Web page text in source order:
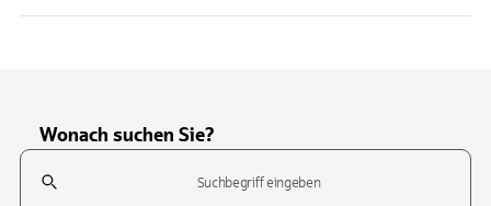
Wonach suchen Sie?
Suchfeld